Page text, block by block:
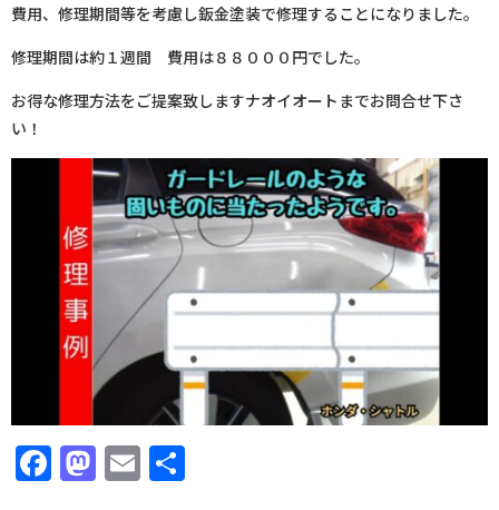
費用、修理期間等を考慮し鈑金塗装で修理することになりました。
修理期間は約１週間 費用は８８０００円でした。
お得な修理方法をご提案致しますナオイオートまでお問合せ下さ
い！
Facebook
Mastodon
Email